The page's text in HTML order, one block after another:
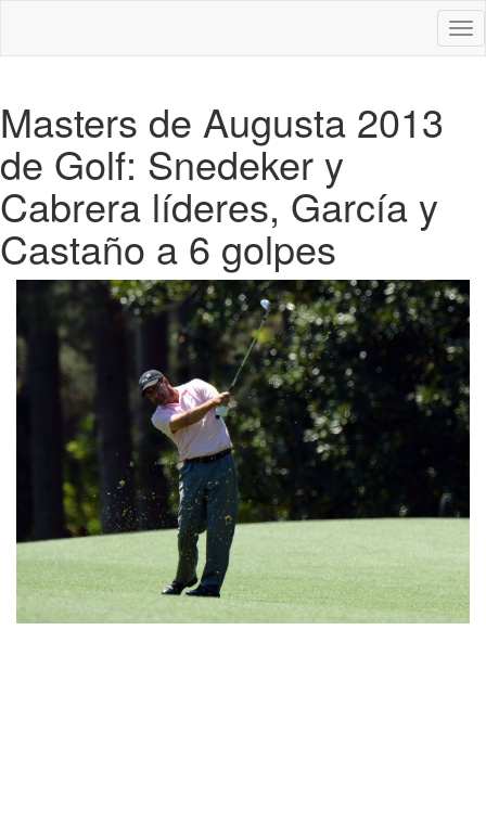
Masters de Augusta 2013
de Golf: Snedeker y
Cabrera líderes, García y
Castaño a 6 golpes